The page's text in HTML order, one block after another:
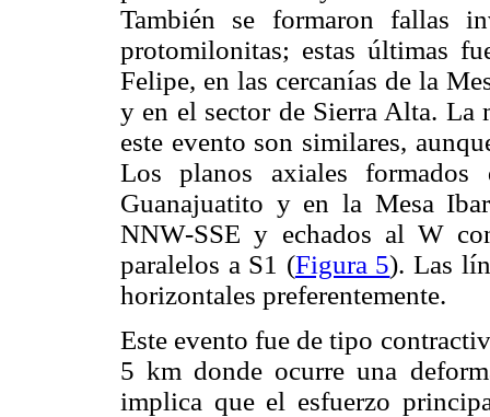
También se formaron fallas
protomilonitas; estas últimas
Felipe, en las cercanías de la
y en el sector de Sierra Alta. La
este evento son similares,
Los planos axiales formados
Guanajuatito y en la Mesa
NNW-SSE y echados al W
paralelos a S1 (Figura 5). Las
horizontales preferentemente.
Este evento fue de tipo
5 km donde ocurre una
implica que el esfuerzo